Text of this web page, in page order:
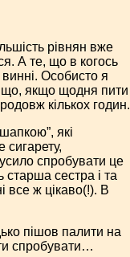
рівнян вже
А те, що в когось
Особисто я
що, якщо щодня пити
кількох годин.
які
сигарету,
спробувати це
старша сестра і та
все ж цікаво(!). В
пішов палити на
спробувати…